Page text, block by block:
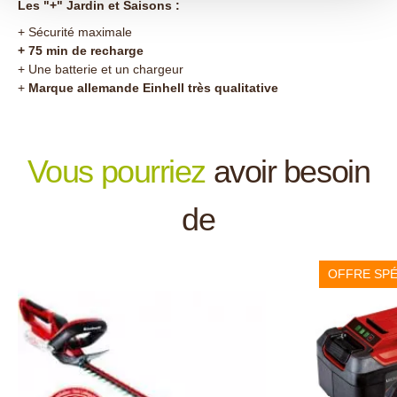
Les "+" Jardin et Saisons :
+ Sécurité maximale
+ 75 min de recharge
+ Une batterie et un chargeur
+ Marque allemande Einhell très qualitative
Vous pourriez avoir besoin
de
OFFRE